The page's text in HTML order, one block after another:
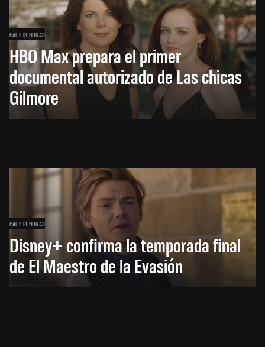
HACE 13 HORAS
HBO Max prepara el primer
documental autorizado de Las chicas
Gilmore
HACE 14 HORAS
Disney+ confirma la temporada final
de El Maestro de la Evasión